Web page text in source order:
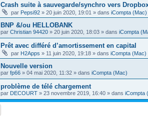
Crash suite à sauvegarde/synchro vers
par Pepsi92 » 20 juin 2020, 19:01 » dans iCompta (Mac)
BNP &/ou HELLOBANK
par Christian 94420 » 20 juin 2020, 18:03 » dans iCompta
Prêt avec différé d’amortissement en capital
par H2Apps » 11 juin 2020, 19:18 » dans iCompta (Mac)
Nouvelle version
par fp66 » 04 mai 2020, 11:32 » dans iCompta (Mac)
problème de télé chargement
par DECOURT » 23 novembre 2019, 16:40 » dans iCompta